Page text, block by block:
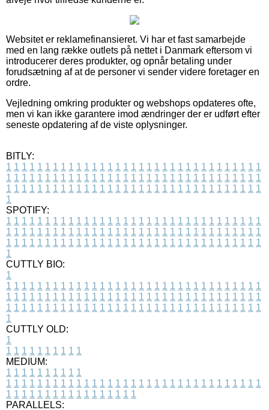
Websitet er reklamefinansieret. Vi har et fast samarbejde
med en lang række outlets på nettet i Danmark eftersom vi
introducerer deres produkter, og opnår betaling under
forudsætning af at de personer vi sender videre foretager en
ordre.
Vejledning omkring produkter og webshops opdateres ofte,
men vi kan ikke garantere imod ændringer der er udført efter
seneste opdatering af de viste oplysninger.
BITLY:
1 1 1 1 1 1 1 1 1 1 1 1 1 1 1 1 1 1 1 1 1 1 1 1 1 1 1 1 1 1 1 1 1
1 1 1 1 1 1 1 1 1 1 1 1 1 1 1 1 1 1 1 1 1 1 1 1 1 1 1 1 1 1 1 1 1
1 1 1 1 1 1 1 1 1 1 1 1 1 1 1 1 1 1 1 1 1 1 1 1 1 1 1 1 1 1 1 1 1
1
SPOTIFY:
1 1 1 1 1 1 1 1 1 1 1 1 1 1 1 1 1 1 1 1 1 1 1 1 1 1 1 1 1 1 1 1 1
1 1 1 1 1 1 1 1 1 1 1 1 1 1 1 1 1 1 1 1 1 1 1 1 1 1 1 1 1 1 1 1 1
1 1 1 1 1 1 1 1 1 1 1 1 1 1 1 1 1 1 1 1 1 1 1 1 1 1 1 1 1 1 1 1 1
1
CUTTLY BIO:
1
1 1 1 1 1 1 1 1 1 1 1 1 1 1 1 1 1 1 1 1 1 1 1 1 1 1 1 1 1 1 1 1 1
1 1 1 1 1 1 1 1 1 1 1 1 1 1 1 1 1 1 1 1 1 1 1 1 1 1 1 1 1 1 1 1 1
1 1 1 1 1 1 1 1 1 1 1 1 1 1 1 1 1 1 1 1 1 1 1 1 1 1 1 1 1 1 1 1 1
1
CUTTLY OLD:
1
1 1 1 1 1 1 1 1 1 1
MEDIUM:
1 1 1 1 1 1 1 1 1 1
1 1 1 1 1 1 1 1 1 1 1 1 1 1 1 1 1 1 1 1 1 1 1 1 1 1 1 1 1 1 1 1 1
1 1 1 1 1 1 1 1 1 1 1 1 1 1 1 1 1
PARALLELS: